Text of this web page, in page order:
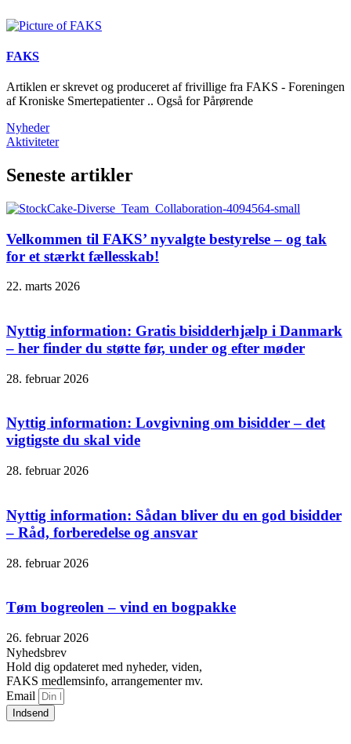
FAKS
Artiklen er skrevet og produceret af frivillige fra FAKS - Foreningen
af Kroniske Smertepatienter .. Også for Pårørende
Nyheder
Aktiviteter
Seneste artikler
Velkommen til FAKS’ nyvalgte bestyrelse – og tak
for et stærkt fællesskab!
22. marts 2026
Nyttig information: Gratis bisidderhjælp i Danmark
– her finder du støtte før, under og efter møder
28. februar 2026
Nyttig information: Lovgivning om bisidder – det
vigtigste du skal vide
28. februar 2026
Nyttig information: Sådan bliver du en god bisidder
– Råd, forberedelse og ansvar
28. februar 2026
Tøm bogreolen – vind en bogpakke
26. februar 2026
Nyhedsbrev
Hold dig opdateret med nyheder, viden,
FAKS medlemsinfo, arrangementer mv.
Email
Indsend